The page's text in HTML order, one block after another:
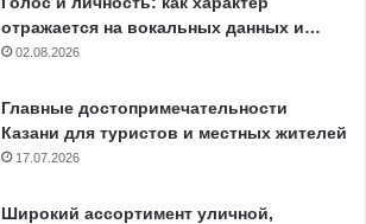
отражается на вокальных данных и…
02.08.2026
Главные достопримечательности
Казани для туристов и местных жителей
17.07.2026
Широкий ассортимент уличной,